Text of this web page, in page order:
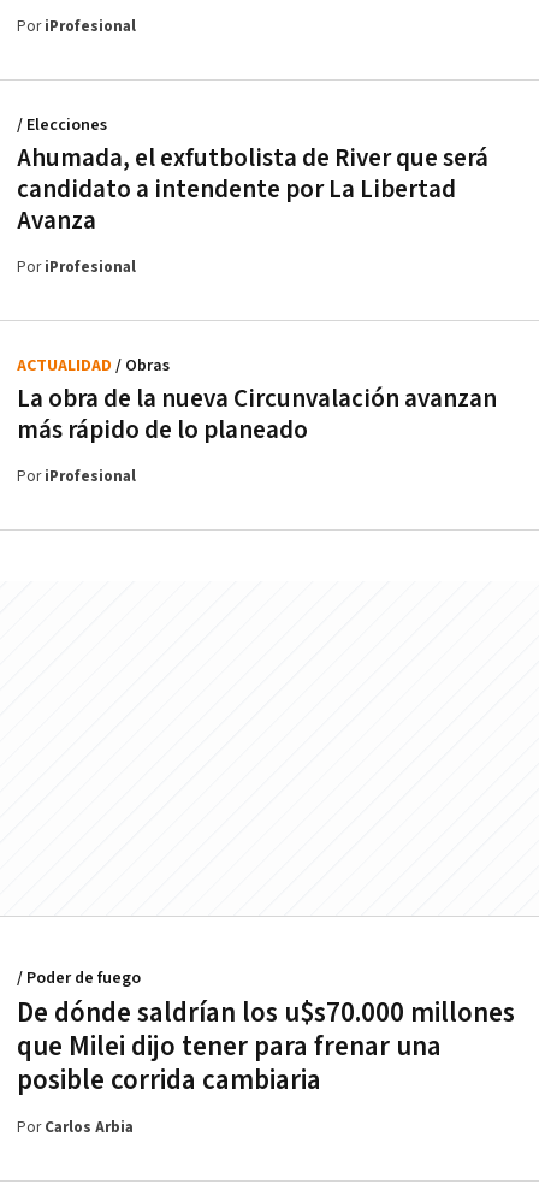
PoriProfesional
Ahumada, el exfutbolista de River que será
candidato a intendente por La Libertad
Avanza
/ Elecciones
PoriProfesional
La obra de la nueva Circunvalación avanzan
más rápido de lo planeado
ACTUALIDAD / Obras
PoriProfesional
De dónde saldrían los u$s70.000 millones
que Milei dijo tener para frenar una
posible corrida cambiaria
/ Poder de fuego
PorCarlos Arbia